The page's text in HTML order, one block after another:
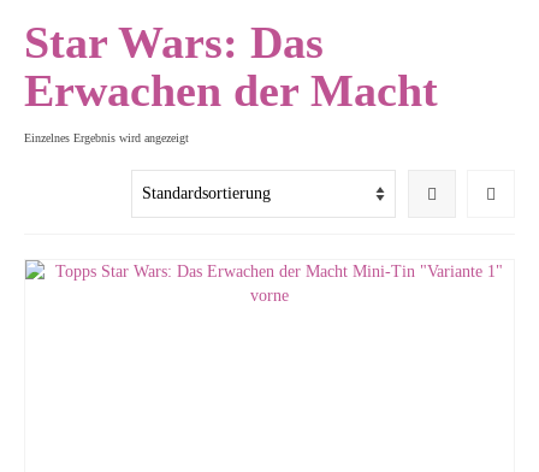
Star Wars: Das
Erwachen der Macht
Einzelnes Ergebnis wird angezeigt